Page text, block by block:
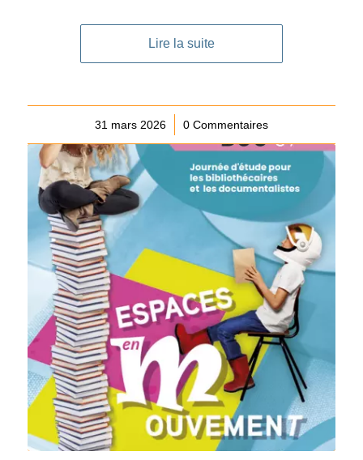
Lire la suite
31 mars 2026
/ 0 Commentaires